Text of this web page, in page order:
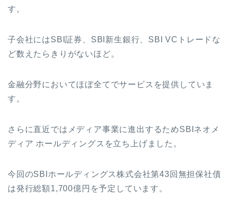
す。
子会社にはSBI証券、SBI新生銀行、SBI VCトレードな
ど数えたらきりがないほど。
金融分野においてほぼ全てでサービスを提供していま
す。
さらに直近ではメディア事業に進出するためSBIネオメ
ディア ホールディングスを立ち上げました。
今回のSBIホールディングス株式会社第43回無担保社債
は発行総額1,700億円を予定しています。